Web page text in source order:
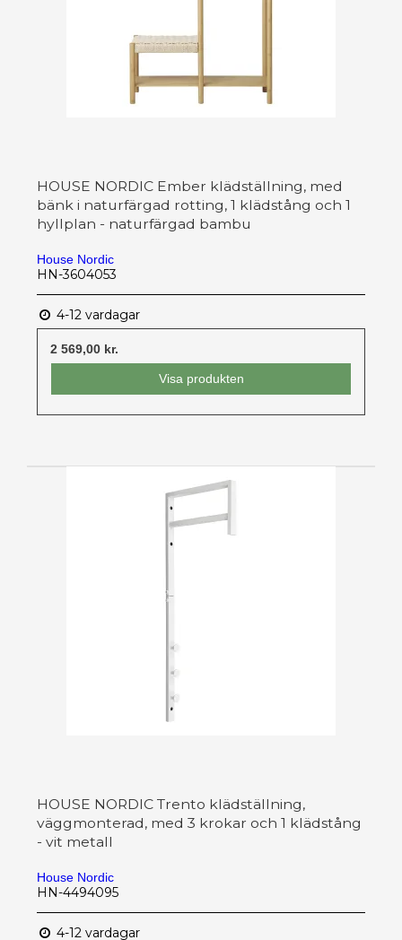
HOUSE NORDIC Ember klädställning, med
bänk i naturfärgad rotting, 1 klädstång och 1
hyllplan - naturfärgad bambu
House Nordic
HN-3604053
4-12 vardagar
2 569,00 kr.
Visa produkten
HOUSE NORDIC Trento klädställning,
väggmonterad, med 3 krokar och 1 klädstång
- vit metall
House Nordic
HN-4494095
4-12 vardagar